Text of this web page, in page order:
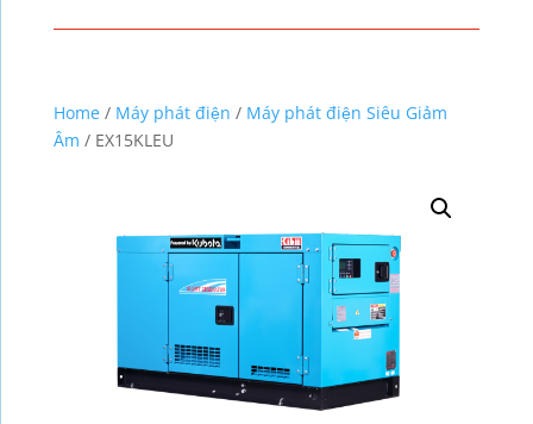
Home/ Máy phát điện / Máy phát điện Siêu Giảm
Âm / EX15KLEU